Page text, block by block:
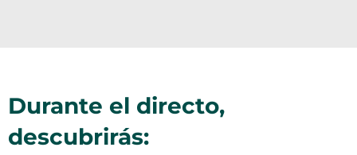
Durante el directo,
descubrirás: